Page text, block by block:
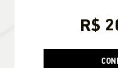
R$